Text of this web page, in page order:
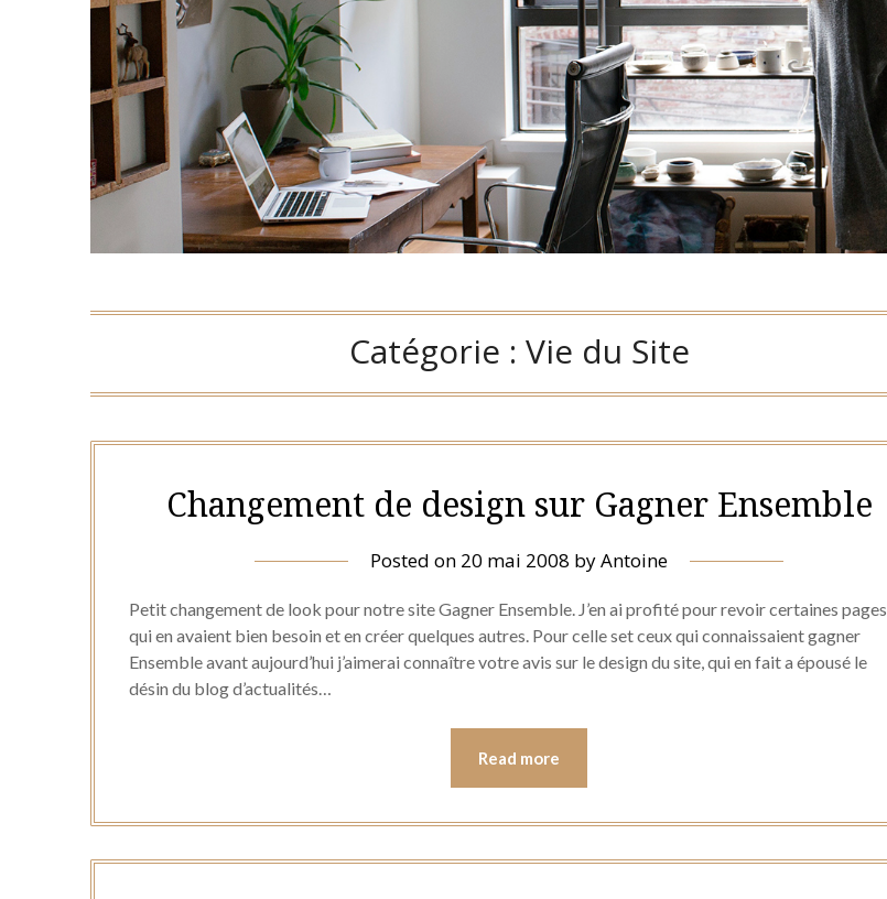
Catégorie : Vie du Site
Changement de design sur Gagner Ensemble
Posted on 20 mai 2008 byAntoine
Petit changement de look pour notre site Gagner Ensemble. J’en ai profité pour revoir certaines pages
qui en avaient bien besoin et en créer quelques autres. Pour celle set ceux qui connaissaient gagner
Ensemble avant aujourd’hui j’aimerai connaître votre avis sur le design du site, qui en fait a épousé le
désin du blog d’actualités…
Read more